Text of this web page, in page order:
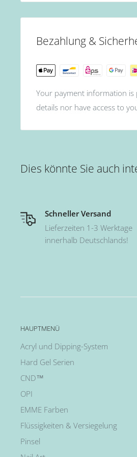
Bezahlung &
Your payment information is
details nor have access to
Dies könnte Sie auch
Schneller Versand
Lieferzeiten 1-3 Werktage
innerhalb Deutschlands!
HAUPTMENÜ
Acryl und Dipping-System
Hard Gel Serien
CND™
OPI
EMME Farben
Flüssigkeiten & Versiegelung
Pinsel